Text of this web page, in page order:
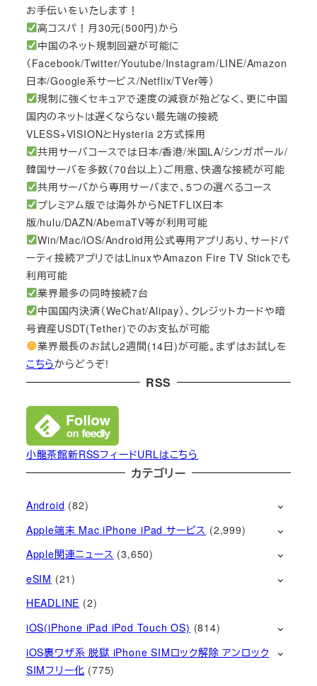
お手伝いをいたします！
高コスパ！月30元(500円)から
中国のネット規制回避が可能に
（Facebook/Twitter/Youtube/Instagram/LINE/Amazon
日本/Google系サービス/Netflix/TVer等）
規制に強くセキュアで速度の減衰が殆どなく、更に中国
国内のネットは遅くならない最先端の接続
VLESS+VISIONとHysteria 2方式採用
共用サーバコースでは日本/香港/米国LA/シンガポール/
韓国サーバを多数（70台以上）ご用意、快適な接続が可能
共用サーバから専用サーバまで、5つの選べるコース
プレミアム版では海外からNETFLIX日本
版/hulu/DAZN/AbemaTV等が利用可能
Win/Mac/iOS/Android用公式専用アプリあり、サードパ
ーティ接続アプリではLinuxやAmazon Fire TV Stickでも
利用可能
業界最多の同時接続7台
中国国内決済（WeChat/Alipay）、クレジットカードや暗
号資産USDT(Tether)でのお支払が可能
業界最長のお試し2週間(14日)が可能。まずはお試しを
こちらからどうぞ!
RSS
小龍茶館新RSSフィードURLはこちら
カテゴリー
Android (82)
Apple端末 Mac iPhone iPad サービス (2,999)
Apple関連ニュース (3,650)
eSIM (21)
HEADLINE (2)
iOS(iPhone iPad iPod Touch OS) (814)
iOS裏ワザ系 脱獄 iPhone SIMロック解除 アンロック
SIMフリー化 (775)